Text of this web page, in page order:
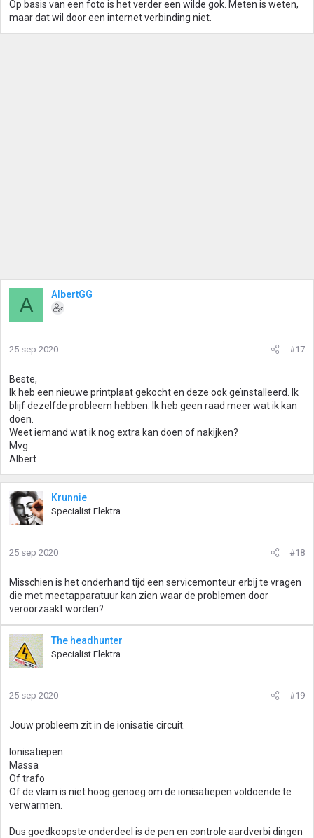
Op basis van een foto is het verder een wilde gok. Meten is weten,
maar dat wil door een internet verbinding niet.
A AlbertGG
25 sep 2020 #17
Beste,
Ik heb een nieuwe printplaat gekocht en deze ook geïnstalleerd. Ik
blijf dezelfde probleem hebben. Ik heb geen raad meer wat ik kan
doen.
Weet iemand wat ik nog extra kan doen of nakijken?
Mvg
Albert
Krunnie
Specialist Elektra
25 sep 2020 #18
Misschien is het onderhand tijd een servicemonteur erbij te vragen
die met meetapparatuur kan zien waar de problemen door
veroorzaakt worden?
The headhunter
Specialist Elektra
25 sep 2020 #19
Jouw probleem zit in de ionisatie circuit.
Ionisatiepen
Massa
Of trafo
Of de vlam is niet hoog genoeg om de ionisatiepen voldoende te
verwarmen.
Dus goedkoopste onderdeel is de pen en controle aardverbi dingen